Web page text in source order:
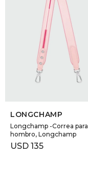
LONGCHAMP
Longchamp -Correa para
hombro, Longchamp
USD 135